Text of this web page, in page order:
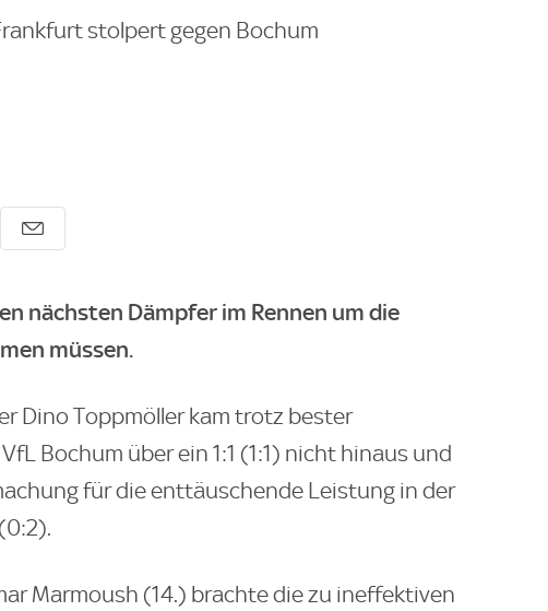
stolpert gegen Bochum
nächsten Dämpfer im Rennen um die
müssen.
Dino Toppmöller kam trotz bester
Bochum über ein 1:1 (1:1) nicht hinaus und
für die enttäuschende Leistung in der
Marmoush (14.) brachte die zu ineffektiven